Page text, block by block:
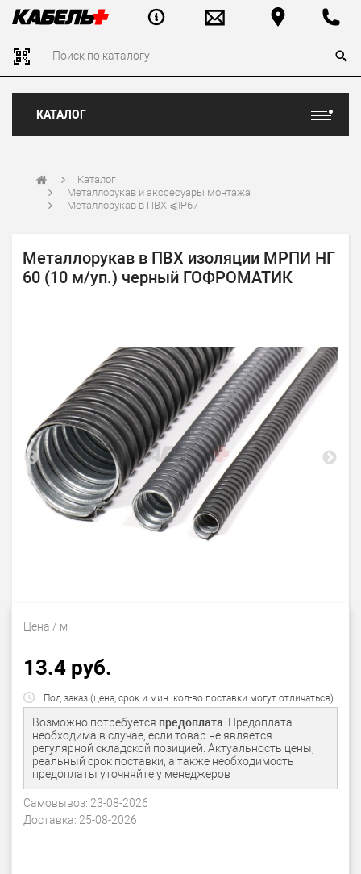
КАТАЛОГ
Каталог
Металлорукав и акссесуары монтажа
Металлорукав в ПВХ ⩽IP67
Металлорукав в ПВХ изоляции МРПИ НГ
60 (10 м/уп.) черный ГОФРОМАТИК
Цена / м
13.4 руб.
Под заказ (цена, срок и мин. кол-во поставки могут отличаться)
Возможно потребуется предоплата. Предоплата
необходима в случае, если товар не является
регулярной складской позицией. Актуальность цены,
реальный срок поставки, а также необходимость
предоплаты уточняйте у менеджеров
Самовывоз: 23-08-2026
Доставка: 25-08-2026